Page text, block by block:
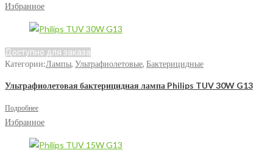
Избранное
Доступно для заказа
Категории:Лампы, Ультрафиолетовые, Бактерицидные
Ультрафиолетовая бактерицидная лампа Philips TUV 30W G13
Подробнее
Избранное